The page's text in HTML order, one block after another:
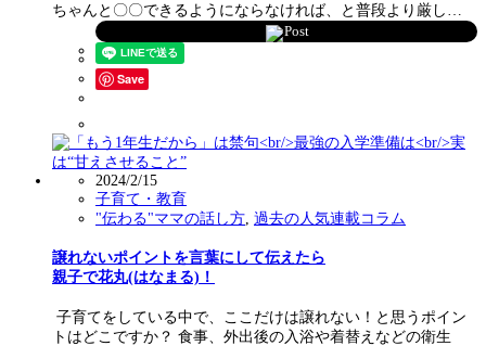
ちゃんと〇〇できるようにならなければ、と普段より厳し…
Post
Save
2024/2/15
子育て・教育
"伝わる"ママの話し方 過去の人気連載コラム
譲れないポイントを言葉にして伝えたら
親子で花丸(はなまる)！
子育てをしている中で、ここだけは譲れない！と思うポイン
トはどこですか？ 食事、外出後の入浴や着替えなどの衛生